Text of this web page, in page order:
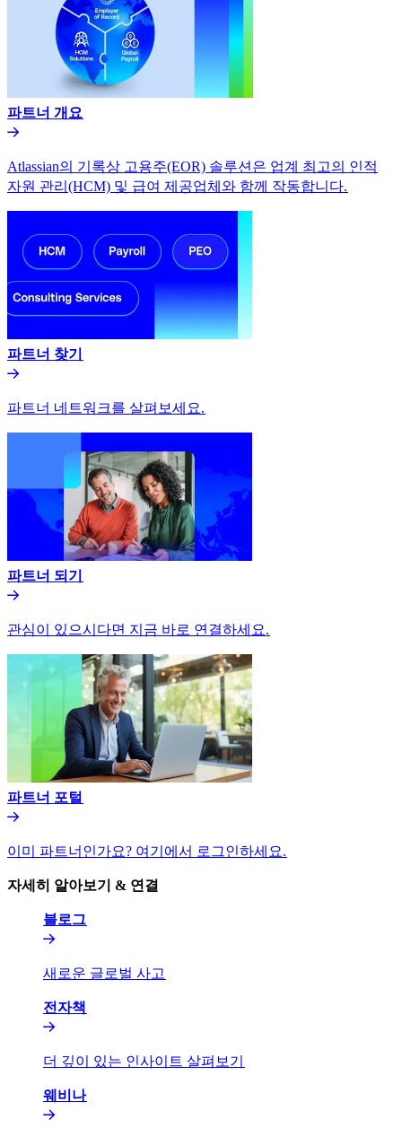
파트너 개요​​
Atlassian의 기록상 고용주(EOR) 솔루션은 업계 최고의 인적
자원 관리(HCM) 및 급여 제공업체와 함께 작동합니다.​​
파트너 찾기​​
파트너 네트워크를 살펴보세요.​​
파트너 되기​​
관심이 있으시다면 지금 바로 연결하세요.​​
파트너 포털​​
이미 파트너인가요? 여기에서 로그인하세요.​​
자세히 알아보기 & 연결​​
블로그​​
새로운 글로벌 사고​​
전자책​​
더 깊이 있는 인사이트 살펴보기​​
웨비나​​